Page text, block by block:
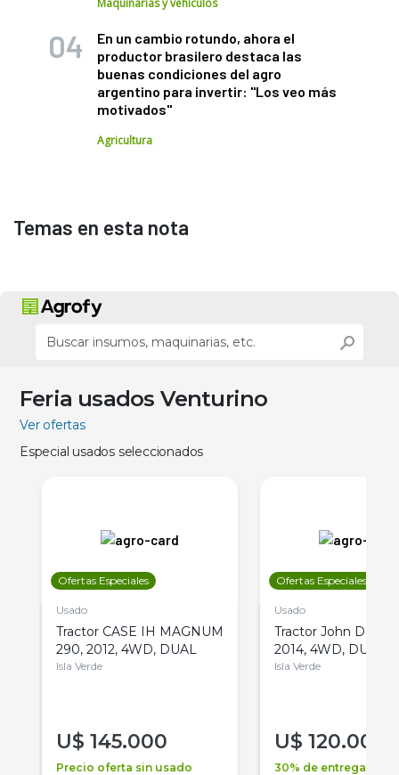
Maquinarias y vehículos
En un cambio rotundo, ahora el
productor brasilero destaca las
buenas condiciones del agro
argentino para invertir: "Los veo más
motivados"
Agricultura
Temas en esta nota
Feria usados Venturino
Ver ofertas
Especial usados seleccionados
Ofertas Especiales
Usado
Tractor CASE IH MAGNUM
290, 2012, 4WD, DUAL
Isla Verde
U$ 145.000
Precio oferta sin usado
Ofertas Especiales
Usado
Tractor John Deere
2014, 4WD, DUAL
Isla Verde
U$ 120.000
30% de entrega +